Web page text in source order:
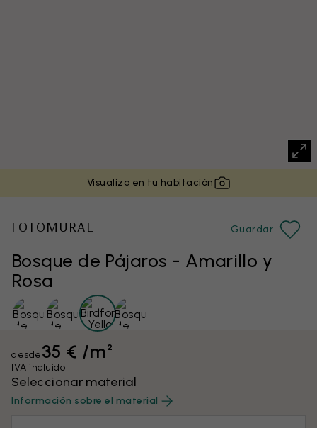
Visualiza en tu habitación
Bosque de Pájaros - Amarillo y
Rosa
FOTOMURAL Guardar
desde35 € /m²
IVA incluido
Seleccionar material
Información sobre el material